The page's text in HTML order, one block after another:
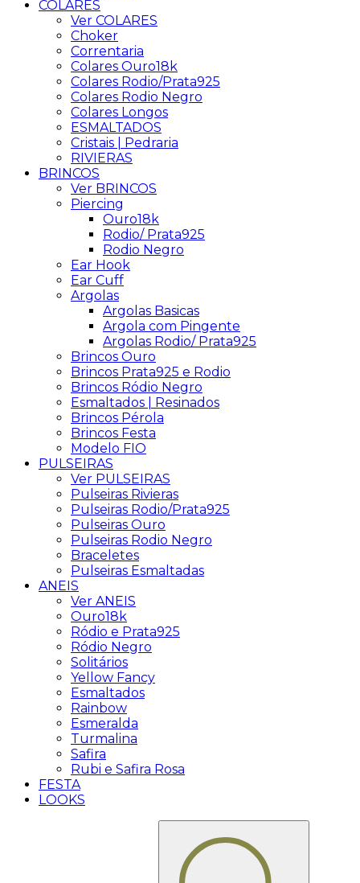
COLARES
Ver COLARES
Choker
Correntaria
Colares Ouro18k
Colares Rodio/Prata925
Colares Rodio Negro
Colares Longos
ESMALTADOS
Cristais | Pedraria
RIVIERAS
BRINCOS
Ver BRINCOS
Piercing
Ouro18k
Rodio/ Prata925
Rodio Negro
Ear Hook
Ear Cuff
Argolas
Argolas Basicas
Argola com Pingente
Argolas Rodio/ Prata925
Brincos Ouro
Brincos Prata925 e Rodio
Brincos Ródio Negro
Esmaltados | Resinados
Brincos Pérola
Brincos Festa
Modelo FIO
PULSEIRAS
Ver PULSEIRAS
Pulseiras Rivieras
Pulseiras Rodio/Prata925
Pulseiras Ouro
Pulseiras Rodio Negro
Braceletes
Pulseiras Esmaltadas
ANEIS
Ver ANEIS
Ouro18k
Ródio e Prata925
Ródio Negro
Solitários
Yellow Fancy
Esmaltados
Rainbow
Esmeralda
Turmalina
Safira
Rubi e Safira Rosa
FESTA
LOOKS